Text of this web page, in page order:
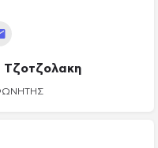
Τζοτζολακη